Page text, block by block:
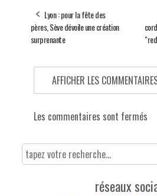
Lyon : pour la fête des
pères, Sève dévoile une création
surprenante
AFFICHER LES
Les commentaires sont fermés
réseaux